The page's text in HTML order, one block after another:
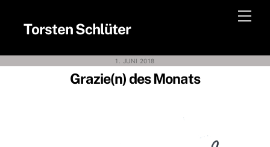
contentTorsten Schlüter
1. JUNI 2018
Grazie(n) des Monats